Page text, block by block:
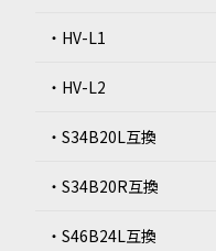
・HV-L1
・HV-L2
・S34B20L互換
・S34B20R互換
・S46B24L互換